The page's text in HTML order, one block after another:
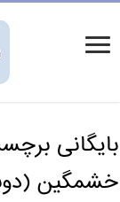
بایگانی
خشمگین